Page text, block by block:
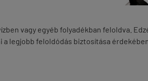
vagy egyéb folyadékban feloldva.
legjobb feloldódás biztosítása